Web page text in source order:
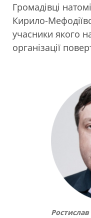
Громадівці
Кирило-
учасники якого
організації